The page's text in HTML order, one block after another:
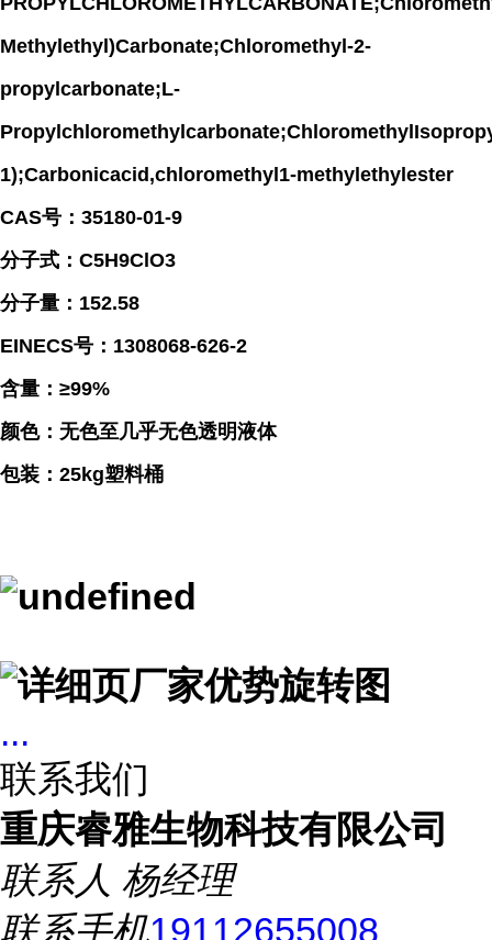
Methylethyl)Carbonate;Chloromethyl-2-
propylcarbonate;L-
1);Carbonicacid,chloromethyl1-methylethylester
CAS号：35180-01-9
分子式：C5H9ClO3
分子量：152.58
EINECS号：1308068-626-2
含量：≥99%
颜色：无色至几乎无色透明液体
包装：25kg塑料桶
...
联系我们
重庆睿雅生物科技有限公司
联系人 杨经理
联系手机19112655008